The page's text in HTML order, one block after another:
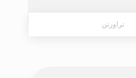
تراورتن